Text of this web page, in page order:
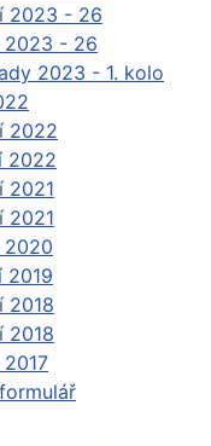
2023 - 26
2023 - 26
2023 - 1. kolo
2022
2022
2021
2021
2020
2019
2018
2018